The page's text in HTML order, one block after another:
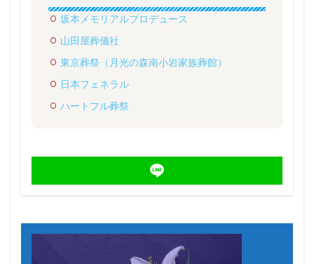
坂本メモリアルプロデュース
山田屋葬儀社
東京葬祭（月光の森南小岩家族葬館）
日本フェネラル
ハートフル葬祭